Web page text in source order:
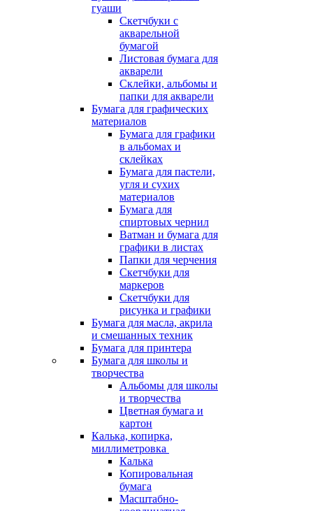
гуаши
Скетчбуки с
акварельной
бумагой
Листовая бумага для
акварели
Склейки, альбомы и
папки для акварели
Бумага для графических
материалов
Бумага для графики
в альбомах и
склейках
Бумага для пастели,
угля и сухих
материалов
Бумага для
спиртовых чернил
Ватман и бумага для
графики в листах
Папки для черчения
Скетчбуки для
маркеров
Скетчбуки для
рисунка и графики
Бумага для масла, акрила
и смешанных техник
Бумага для принтера
Бумага для школы и
творчества
Альбомы для школы
и творчества
Цветная бумага и
картон
Калька, копирка,
миллиметровка
Калька
Копировальная
бумага
Масштабно-